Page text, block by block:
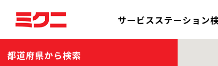
サービスステーション
都道府県から検索